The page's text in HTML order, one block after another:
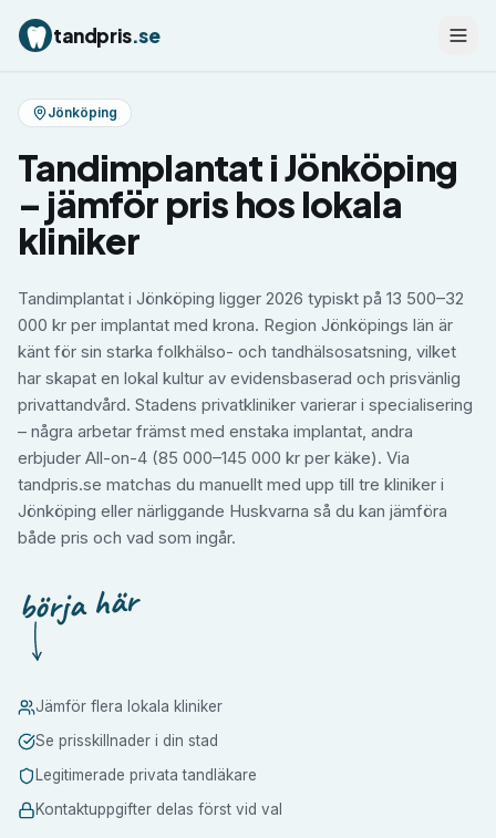
tandpris.se
Jönköping
Tandimplantat iJönköping
– jämför pris hos lokala
kliniker
Tandimplantat i Jönköping ligger 2026 typiskt på 13 500–32
000 kr per implantat med krona. Region Jönköpings län är
känt för sin starka folkhälso- och tandhälsosatsning, vilket
har skapat en lokal kultur av evidensbaserad och prisvänlig
privattandvård. Stadens privatkliniker varierar i specialisering
– några arbetar främst med enstaka implantat, andra
erbjuder All-on-4 (85 000–145 000 kr per käke). Via
tandpris.se matchas du manuellt med upp till tre kliniker i
Jönköping eller närliggande Huskvarna så du kan jämföra
både pris och vad som ingår.
börja här
Jämför flera lokala kliniker
Se prisskillnader i din stad
Legitimerade privata tandläkare
Kontaktuppgifter delas först vid val